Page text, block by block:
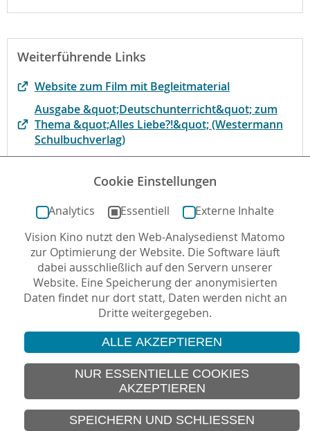
Weiterführende Links
Website zum Film mit Begleitmaterial
Ausgabe &quot;Deutschunterricht&quot; zum
Thema &quot;Alles Liebe?!&quot; (Westermann
Schulbuchverlag)
Mehr zum Film auf kinofenster.de
Autor*in: Reinhard Middel , 28.05.2010 , letzte
Aktualisierung: 05.05.2020
© 2026 Vision Kino
IMPRESSUM
SITEMAP
DATENSCHUTZ
Cookie Einstellungen
Analytics Essentiell
Externe Inhalte
Vision Kino nutzt den Web-Analysedienst Matomo
zur Optimierung der Website. Die Software läuft
dabei ausschließlich auf den Servern unserer
Website. Eine Speicherung der anonymisierten
Daten findet nur dort statt, Daten werden nicht an
Dritte weitergegeben.
ALLE AKZEPTIEREN
NUR ESSENTIELLE COOKIES
AKZEPTIEREN
SPEICHERN UND SCHLIESSEN